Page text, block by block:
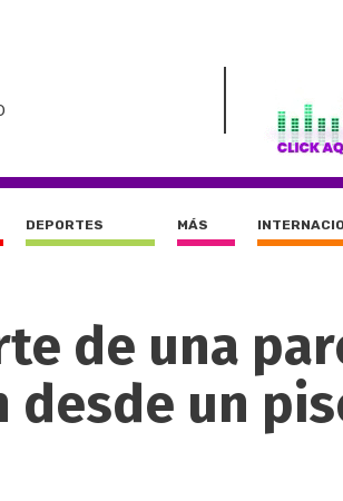
DEPORTES MÁS
de una
desde un